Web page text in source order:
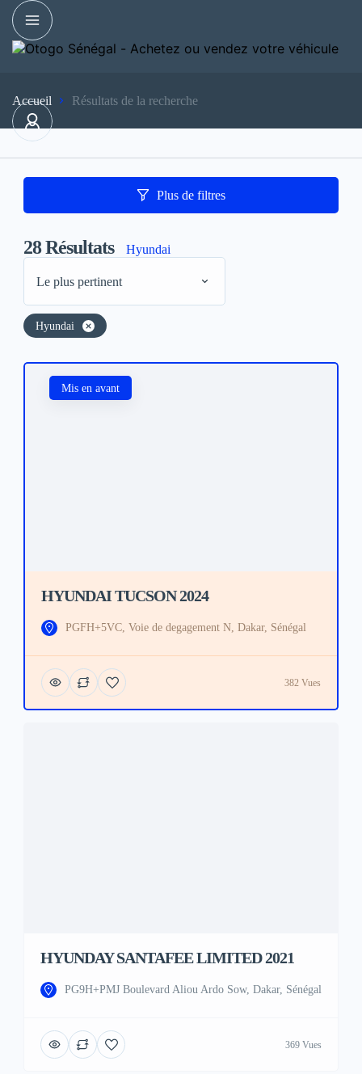
Accueil Résultats de la recherche
Plus de filtres
28Résultats Hyundai
Le plus pertinent
Hyundai
Mis en avant
HYUNDAI TUCSON 2024
PGFH+5VC, Voie de degagement N, Dakar, Sénégal
382 Vues
HYUNDAY SANTAFEE LIMITED 2021
PG9H+PMJ Boulevard Aliou Ardo Sow, Dakar, Sénégal
369 Vues